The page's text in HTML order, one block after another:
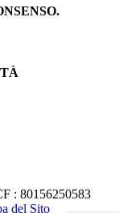
: 80156250583
del Sito